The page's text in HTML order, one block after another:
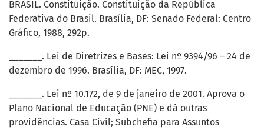
BRASIL. Constituição. Constituição da República
Federativa do Brasil. Brasília, DF: Senado Federal: Centro
Gráfico, 1988, 292p.
_______. Lei de Diretrizes e Bases: Lei nº 9394/96 – 24 de
dezembro de 1996. Brasília, DF: MEC, 1997.
_______. Lei nº 10.172, de 9 de janeiro de 2001. Aprova o
Plano Nacional de Educação (PNE) e dá outras
providências. Casa Civil; Subchefia para Assuntos